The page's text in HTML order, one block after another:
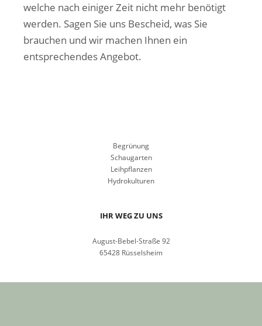
welche nach einiger Zeit nicht mehr benötigt
werden. Sagen Sie uns Bescheid, was Sie
brauchen und wir machen Ihnen ein
entsprechendes Angebot.
Begrünung
Schaugarten
Leihpflanzen
Hydrokulturen
IHR WEG ZU UNS
August-Bebel-Straße 92
65428 Rüsselsheim